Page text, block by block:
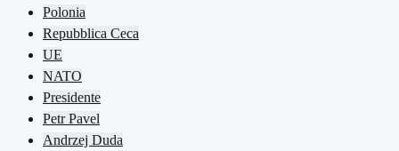
Polonia
Repubblica Ceca
UE
NATO
Presidente
Petr Pavel
Andrzej Duda